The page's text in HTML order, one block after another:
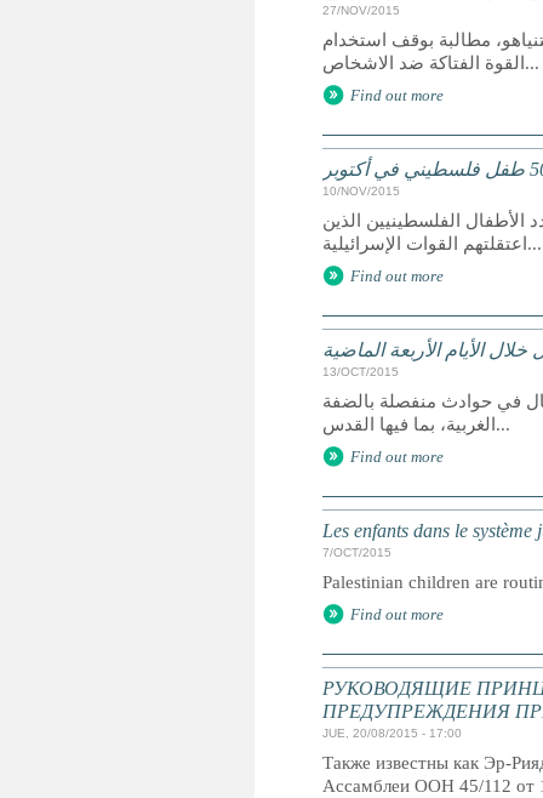
27/NOV/2015
مطالبة بوقف استخدام
القوة الفتاكة ضد الاشخاص...
Find out more
10/NOV/2015
الفلسطينيين الذين
اعتقلتهم القوات الإسرائيلية...
Find out more
الأيام الأربعة الماضية
13/OCT/2015
ستة أطفال في حوادث منفصلة بالضفة
الغربية، بما فيها القدس...
Find out more
Les enfants dans le
7/OCT/2015
Palestinian children are
Find out more
РУКОВОДЯЩИЕ
ПРЕДУПРЕЖДЕНИЯ
JUE, 20/08/2015 - 17:00
Также известны как Эр-
Ассамблеи ООН 45/112 от